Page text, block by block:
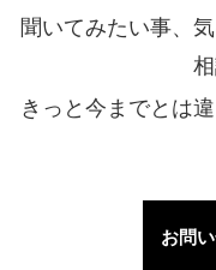
聞いてみたい事、
きっと今までとは
お問